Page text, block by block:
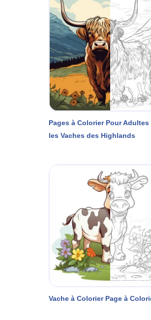
Pages à Colorier Pour Adultes
les Vaches des Highlands
Vache à Colorier Page à